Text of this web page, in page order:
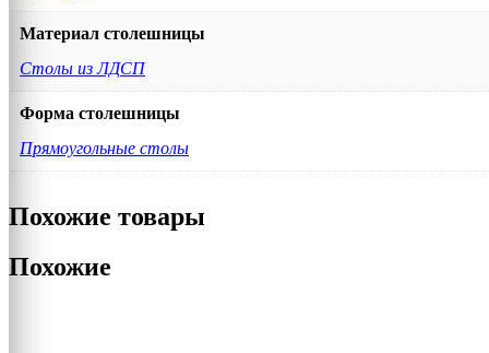
Материал столешницы
Столы из ЛДСП
Форма столешницы
Прямоугольные столы
Похожие товары
Похожие